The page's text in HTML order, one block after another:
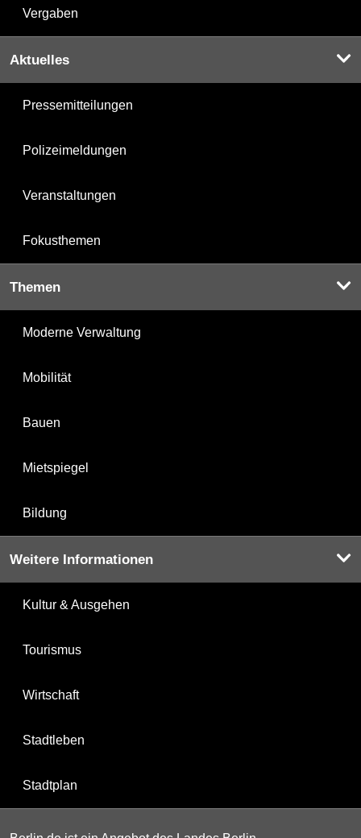
Vergaben
Aktuelles
Pressemitteilungen
Polizeimeldungen
Veranstaltungen
Fokusthemen
Themen
Moderne Verwaltung
Mobilität
Bauen
Mietspiegel
Bildung
Weitere Informationen
Kultur & Ausgehen
Tourismus
Wirtschaft
Stadtleben
Stadtplan